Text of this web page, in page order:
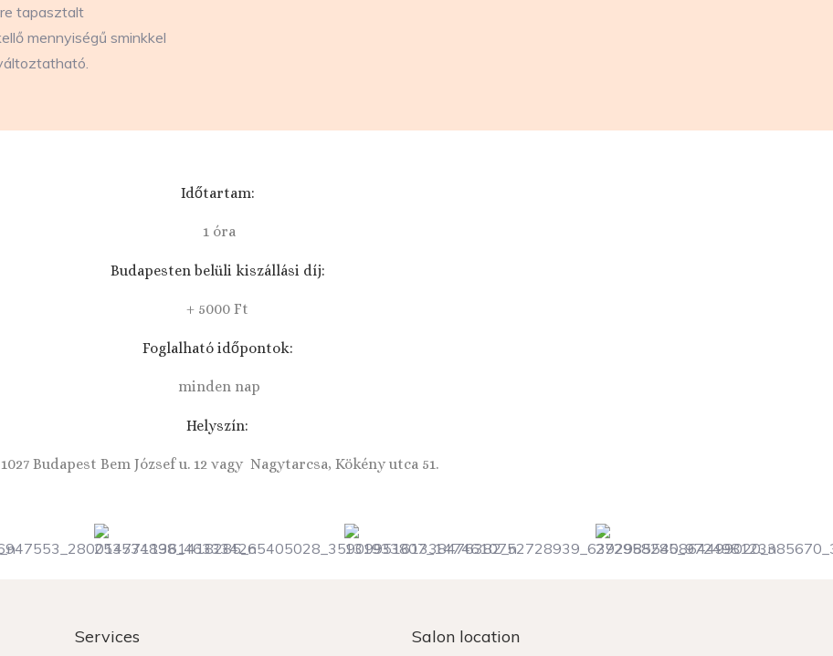
tapasztalt
mennyiségű sminkkel
Időtartam:
1 óra
Budapesten belüli kiszállási díj:
+ 5000 Ft
Foglalható időpontok:
minden nap
Helyszín:
1027 Budapest Bem József u. 12 vagy Nagytarcsa, Kökény utca 51.
Services Salon location